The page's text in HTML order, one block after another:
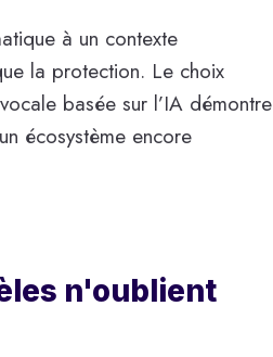
à un contexte
la protection. Le choix
basée sur l’IA démontre
écosystème encore
n'oublient